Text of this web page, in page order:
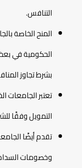
التنافس.
المنح الخاصة
الحكومية في بعض
بشرط تجاوز
تعتبر الجامعات
التمويل وفقًا
تقدم أيضًا
وخصومات السداد